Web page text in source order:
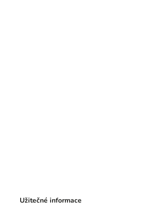
Užitečné informace